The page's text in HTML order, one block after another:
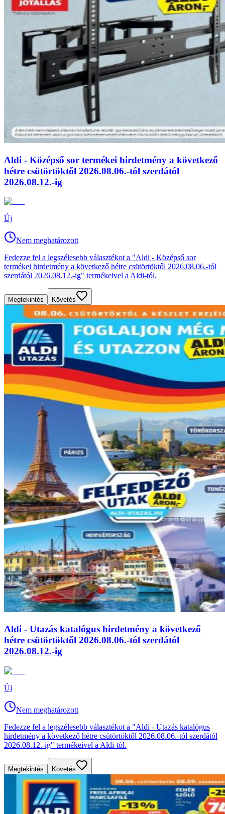
Aldi - Középső sor termékei hirdetmény a következő
hétre csütörtöktől 2026.08.06.-tól szerdától
2026.08.12.-ig
Új
Nem meghatározott
Fedezze fel a legszélesebb választékot a "Aldi - Középső sor
termékei hirdetmény a következő hétre csütörtöktől 2026.08.06.-tól
szerdától 2026.08.12.-ig" termékeivel a Aldi-tól.
Megtekintés Követés
Aldi - Utazás katalógus hirdetmény a következő
hétre csütörtöktől 2026.08.06.-tól szerdától
2026.08.12.-ig
Új
Nem meghatározott
Fedezze fel a legszélesebb választékot a "Aldi - Utazás katalógus
hirdetmény a következő hétre csütörtöktől 2026.08.06.-tól szerdától
2026.08.12.-ig" termékeivel a Aldi-tól.
Megtekintés Követés